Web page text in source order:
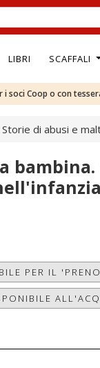
LIBRI SCAFFALI
soci Coop o con
di abusi e
PER IL